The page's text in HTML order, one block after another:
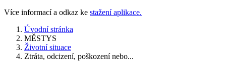
Více informací a odkaz ke stažení aplikace.
Úvodní stránka
MĚSTYS
Životní situace
Ztráta, odcizení, poškození nebo...